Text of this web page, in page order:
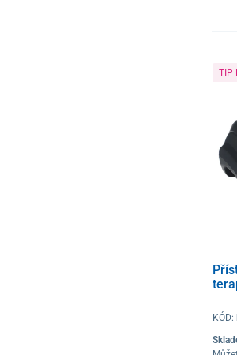
TIP
KÓD: